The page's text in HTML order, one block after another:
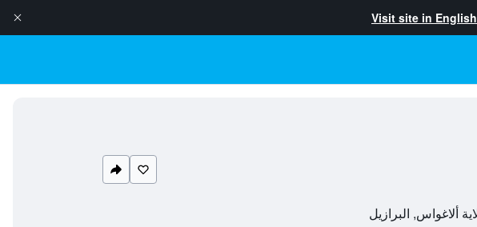
Visit site in English